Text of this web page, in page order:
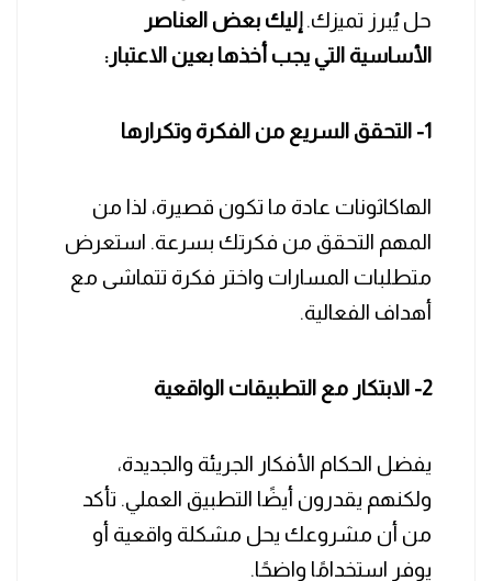
حل يُبرز تميزك. إليك بعض العناصر
الأساسية التي يجب أخذها بعين الاعتبار:
1- التحقق السريع من الفكرة وتكرارها
الهاكاثونات عادة ما تكون قصيرة، لذا من
المهم التحقق من فكرتك بسرعة. استعرض
متطلبات المسارات واختر فكرة تتماشى مع
أهداف الفعالية.
2- الابتكار مع التطبيقات الواقعية
يفضل الحكام الأفكار الجريئة والجديدة،
ولكنهم يقدرون أيضًا التطبيق العملي. تأكد
من أن مشروعك يحل مشكلة واقعية أو
يوفر استخدامًا واضحًا.